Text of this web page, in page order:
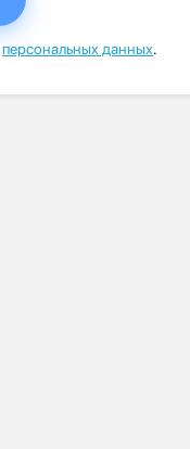
персональных данных.